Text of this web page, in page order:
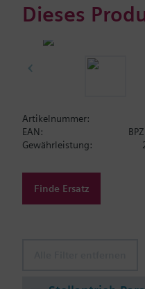
Dieses
Artikelnummer:
EAN:
Gewährleistung:
Finde Ersatz